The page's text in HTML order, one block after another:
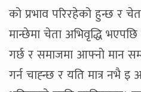
को प्रभाव परिरहेको हुन्छ र
मान्छेमा चेता अभिवृद्धि
गर्छ र समाजमा आफ्नो मान
गर्न चाह्न्छ र यति मात्र नभै